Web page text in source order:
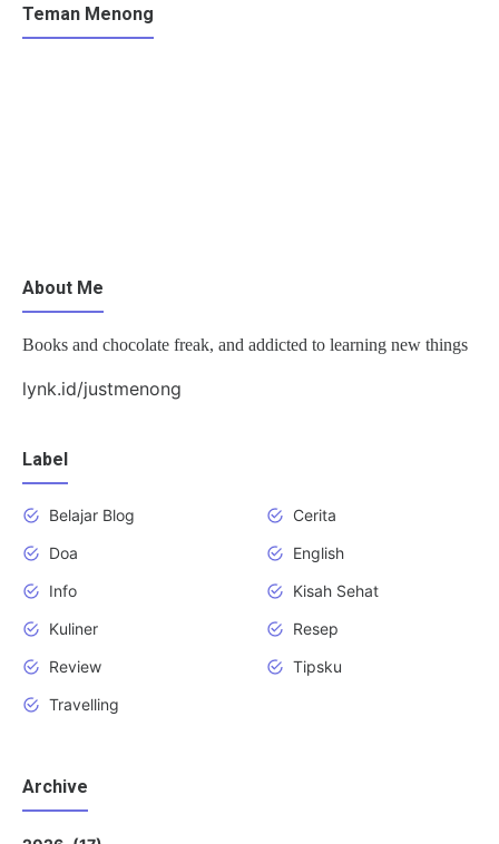
Teman Menong
About Me
Books and chocolate freak, and addicted to learning new things
lynk.id/justmenong
Label
Belajar Blog
Cerita
Doa
English
Info
Kisah Sehat
Kuliner
Resep
Review
Tipsku
Travelling
Archive